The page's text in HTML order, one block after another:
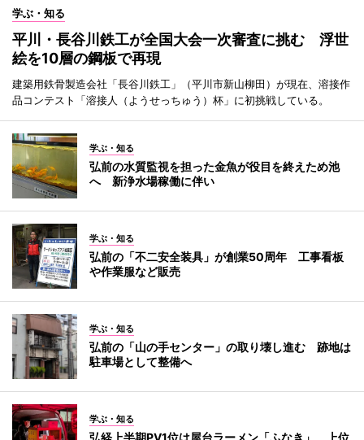
学ぶ・知る
平川・長谷川鉄工が全国大会一次審査に挑む 浮世
絵を10層の鋼板で再現
建築用鉄骨製造会社「長谷川鉄工」（平川市新山柳田）が現在、溶接作
品コンテスト「溶接人（ようせっちゅう）杯」に初挑戦している。
学ぶ・知る
弘前の水質監視を担った金魚が役目を終えため池
へ 新浄水場稼働に伴い
学ぶ・知る
弘前の「不二安全装具」が創業50周年 工事看板
や作業服など販売
学ぶ・知る
弘前の「山の手センター」の取り壊し進む 跡地は
駐車場として整備へ
学ぶ・知る